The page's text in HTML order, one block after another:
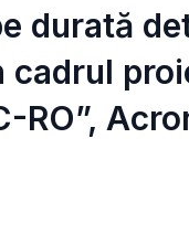
durată
cadrul